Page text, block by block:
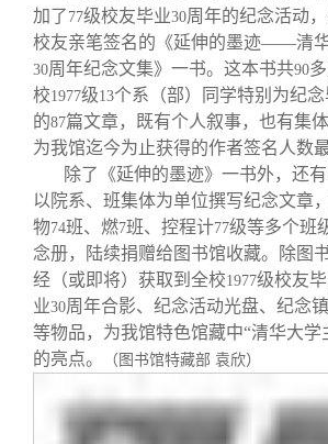
校友讲坛
校友视界
实用信息
总会章程
理事会名单
制度法规
联系我们
加了 77级校友毕业30周年的纪念活动
校友亲笔签名的《延伸的墨迹——清
30周年纪念文集》一书。这本书共90
校1977级13个系（部）同学特别为纪念
的87篇文章，既有个人叙事，也有集
为我馆迄今为止获得的作者签名人数
除了《延伸的墨迹》一书外，还
以院系、班集体为单位撰写纪念文章
物74班、燃7班、控程计77级等多个班
念册，陆续捐赠给图书馆收藏。除图
经（或即将）获取到全校1977级校友毕
业30周年合影、纪念活动光盘、纪念
等物品，为我馆特色馆藏中“清华大学
的亮点。
（图书馆特藏部 袁欣）